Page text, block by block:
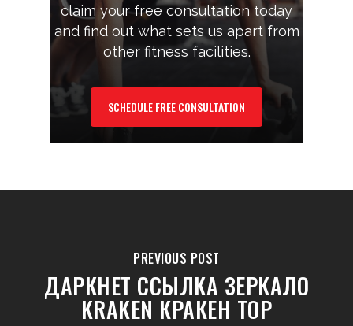
claim your free consultation today
and find out what sets us apart from
other fitness facilities.
SCHEDULE FREE CONSULTATION
PREVIOUS POST
ДАРКНЕТ ССЫЛКА ЗЕРКАЛО
KRAKEN КРАКЕН ТОР